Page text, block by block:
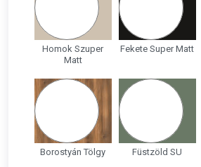
Homok Szuper
Matt
Fekete Super Matt
Borostyán Tölgy Füstzöld SU